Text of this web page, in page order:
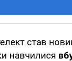
став
навчилися